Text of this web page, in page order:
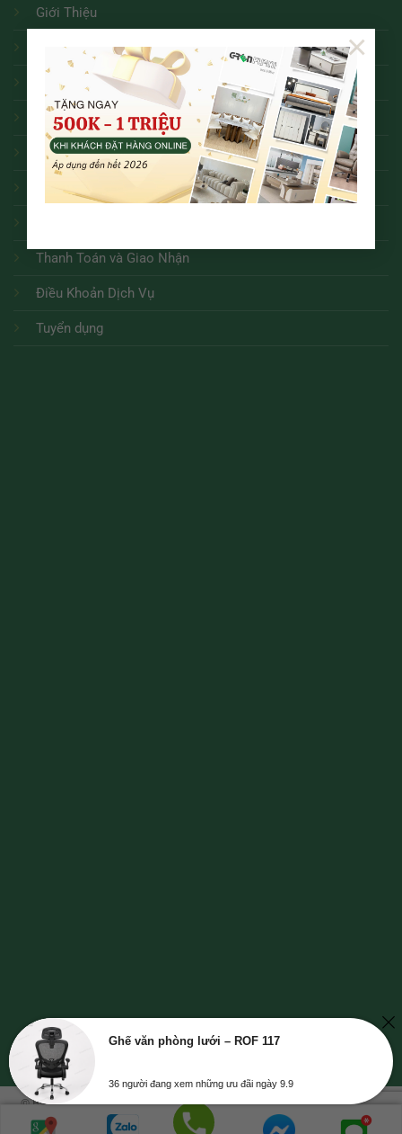
×
Giới Thiệu
Liên Hệ
Tin Tức
Chính Sách Bảo Mật
Chính Sách Đổi Trả
Chính Sách Bảo Hành
Thanh Toán và Giao Nhận
Điều Khoản Dịch Vụ
Tuyển dụng
© Bản quyền thuộc về NỘI THẤT GREENFURNI | Mã số doanh nghiệp số
0315347534, cung cấp ngày 23-10-2018, nơi cấp: Sở Kế Hoạch và Đầu Tư
Ghế văn phòng lưới – ROF 117
36 người đang xem những ưu đãi ngày 9.9